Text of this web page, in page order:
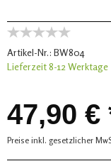
Artikel-Nr.: BW804
Lieferzeit 8-12 Werktage
47,90 €
Preise inkl. gesetzlicher